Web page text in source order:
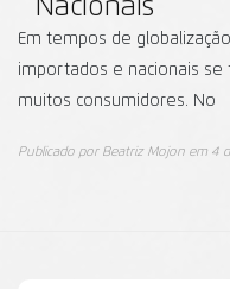
Nacionais
Em tempos de
importados e nacionais se
muitos consumidores. No
Publicado por Beatriz Mojon em 4